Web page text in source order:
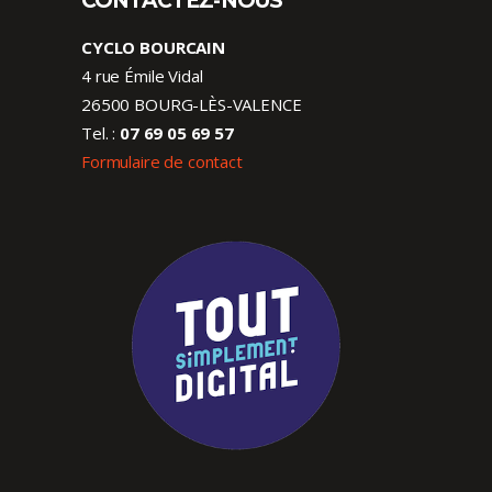
CYCLO BOURCAIN
4 rue Émile Vidal
26500 BOURG-LÈS-VALENCE
Tel. : 07 69 05 69 57
Formulaire de contact